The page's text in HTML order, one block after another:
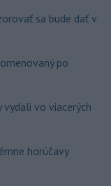
sa bude dať v
po
vydali vo viacerých
horúčavy